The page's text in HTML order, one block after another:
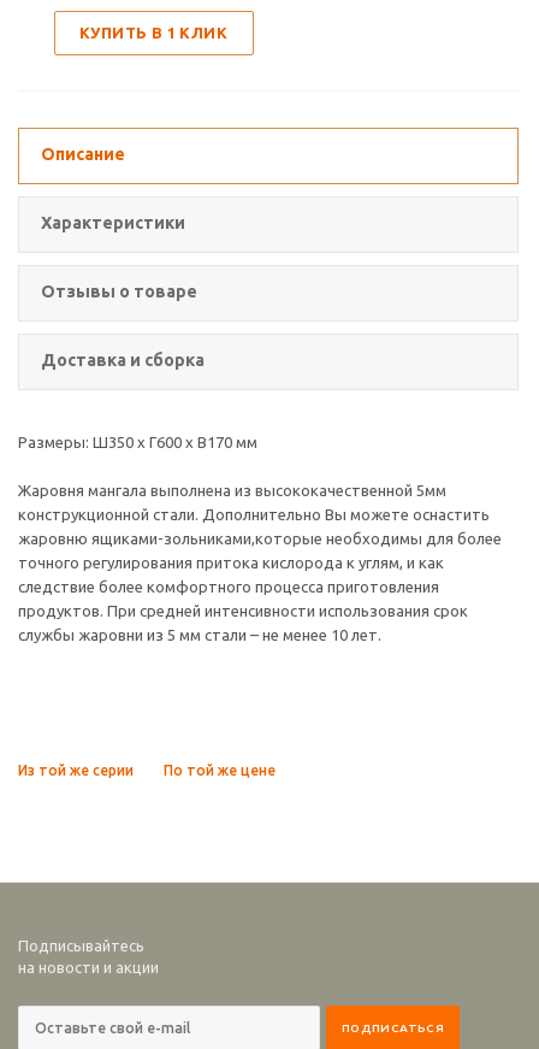
КУПИТЬ В 1 КЛИК
Описание
Характеристики
Отзывы о товаре
Доставка и сборка
Размеры: Ш350 х Г600 х В170 мм
Жаровня мангала выполнена из высококачественной 5мм
конструкционной стали. Дополнительно Вы можете оснастить
жаровню ящиками-зольниками,которые необходимы для более
точного регулирования притока кислорода к углям, и как
следствие более комфортного процесса приготовления
продуктов. При средней интенсивности использования срок
службы жаровни из 5 мм стали – не менее 10 лет.
Из той же серии По той же цене
Подписывайтесь
на новости и акции